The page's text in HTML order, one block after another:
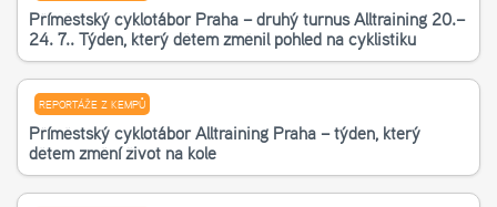
Příměstský cyklotábor Praha – druhý turnus Alltraining 20.–
24. 7.. Týden, který dětem změnil pohled na cyklistiku
REPORTÁŽE Z KEMPŮ
Příměstský cyklotábor Alltraining Praha – týden, který
dětem změní život na kole